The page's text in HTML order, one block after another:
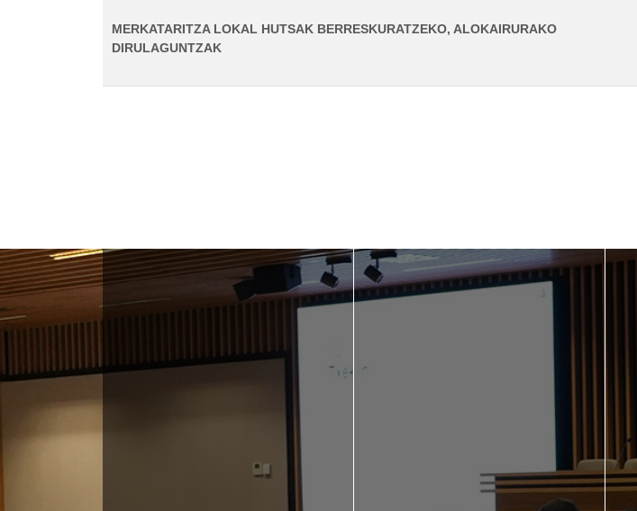
MERKATARITZA LOKAL HUTSAK BERRESKURATZEKO, ALOKAIRURAKO
DIRULAGUNTZAK